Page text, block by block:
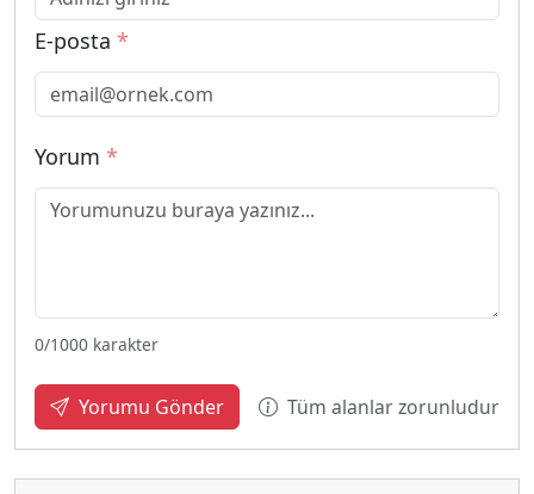
E-posta *
Yorum *
0/1000 karakter
Yorumu Gönder Tüm alanlar zorunludur